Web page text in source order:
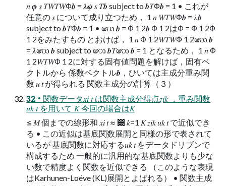
𝑛 𝝓 𝑠 𝑇𝑊𝑇𝑊Φ𝒃 = 𝜆𝝓 𝑠 𝑇𝒃 subject to 𝒃𝑇Φ𝒃 = 1 • これが
任意の 𝑠 について成り立つため， 1 𝑛 𝑊𝑇𝑊Φ𝒃 = 𝜆𝒃
subject to 𝒃𝑇Φ𝒃 = 1 • ෩ 𝒃 = Φ 1 2𝒃 Φ 1 2はΦ = Φ 1 2Φ
1 2をみたすもの とおけば， 1 𝑛 Φ 1 2𝑊𝑇𝑊Φ 1 2෩ 𝒃
= 𝜆෩ 𝒃 subject to ෩ 𝒃𝑇෩ 𝒃 = 1 となるため， 1 𝑛 Φ
1 2𝑊𝑇𝑊Φ 1 2に対する固有値問題を解けば，固有ベ
クトルから 係数ベクトル𝒃，ひいては主成分重み関
数 𝑢 𝑡 が得られる 関数主成分の計算（３）
32 • 関数データ𝑥𝑖 𝑡 は関数主成分得点𝑧𝑖𝑘 ，重み関数
𝑢𝑘 𝑡 を用いて 𝐾 今回の場合は𝐾
≤ 𝑀 個までの線形和 𝑥𝑖 𝑡 ≈ ෍ 𝑘=1 𝐾 𝑧𝑖𝑘 𝑢𝑘 𝑡 で近似でき
る • この近似は基底関数展開と同様の形で表されて
いるが 基底関数に対応する𝑢𝑘 𝑡 をデータドリブンで
構成するため 一般的に汎用的な基底関数よりも少な
い数で精度よく関数を近似できる （このような表現
はKarhunen-Loéve (KL)展開とよばれる） • 関数主成